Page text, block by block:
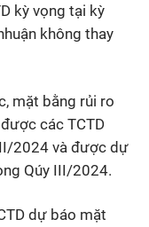
kỳ vọng tại kỳ
không thay
mặt bằng rủi ro
các TCTD
2024 và được dự
Qúy III/2024.
dự báo mặt